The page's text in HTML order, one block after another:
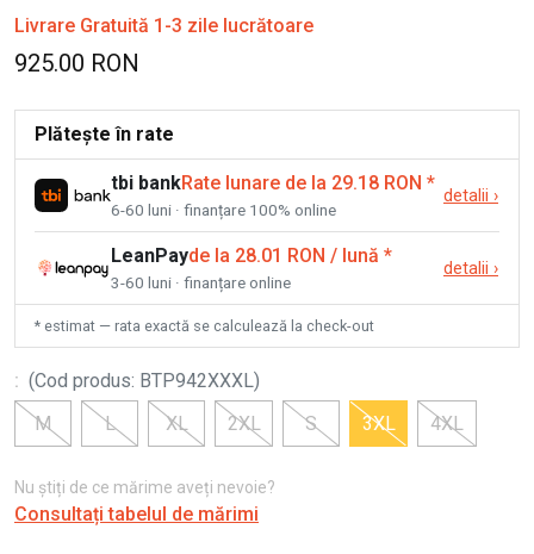
Livrare Gratuită 1-3 zile lucrătoare
925.00 RON
Plătește în rate
tbi bankRate lunare de la 29.18 RON *
6-60 luni · finanțare 100% online
detalii ›
LeanPayde la 28.01 RON / lună *
3-60 luni · finanțare online
detalii ›
* estimat — rata exactă se calculează la check-out
: (Cod produs: BTP942XXXL)
M
L XL 2XL S 3XL 4XL
Nu știți de ce mărime aveți nevoie?
Consultați tabelul de mărimi